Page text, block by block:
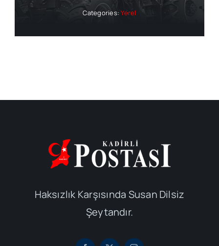
Categories:Yerel
Haksızlık Karşısında Susan Dilsiz
Şeytandır.